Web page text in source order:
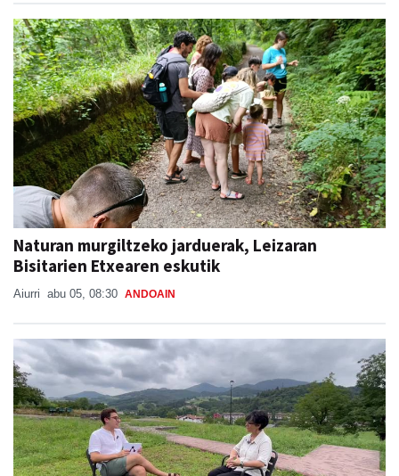
Naturan murgiltzeko jarduerak, Leizaran
Bisitarien Etxearen eskutik
Aiurri abu 05, 08:30 ANDOAIN